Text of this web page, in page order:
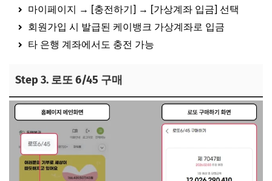
마이페이지 → [충전하기] → [가상계좌 입금] 선택
회원가입 시 발급된 케이뱅크 가상계좌로 입금
타 은행 계좌에서도 충전 가능
Step 3. 로또 6/45 구매